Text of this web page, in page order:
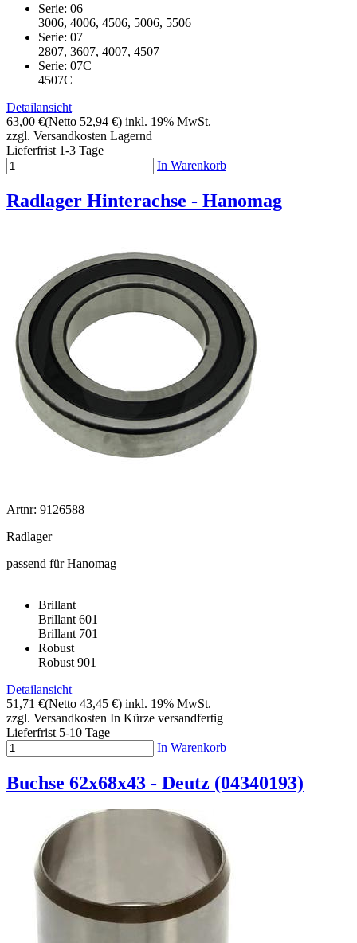
Serie: 06
3006, 4006, 4506, 5006, 5506
Serie: 07
2807, 3607, 4007, 4507
Serie: 07C
4507C
Detailansicht
63,00 €(Netto 52,94 €) inkl. 19% MwSt.
zzgl. Versandkosten Lagernd
Lieferfrist 1-3 Tage
In Warenkorb
Radlager Hinterachse - Hanomag
Artnr: 9126588
Radlager
passend für Hanomag
Brillant
Brillant 601
Brillant 701
Robust
Robust 901
Detailansicht
51,71 €(Netto 43,45 €) inkl. 19% MwSt.
zzgl. Versandkosten In Kürze versandfertig
Lieferfrist 5-10 Tage
In Warenkorb
Buchse 62x68x43 - Deutz (04340193)